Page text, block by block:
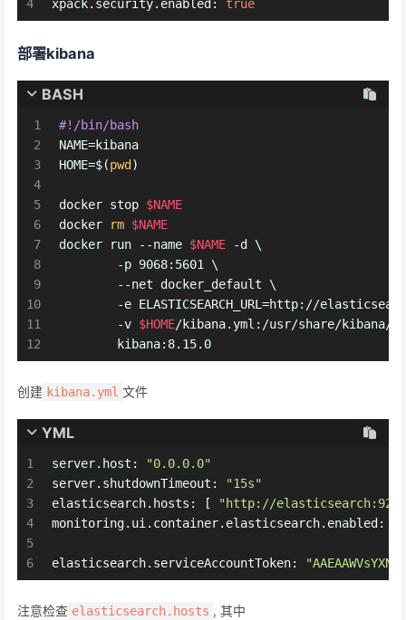
4
xpack.security.enabled:
true
部署kibana
BASH
1
2
3
4
5
6
7
8
9
10
11
12
#!/bin/bash
NAME=kibana
HOME=$(pwd )
docker stop $NAME
docker
rm $NAME
docker run --name $NAME -d \
        -p 9068:5601 \
        --net docker_default \
-e ELASTICSEARCH_URL=http://
        -v
$HOME/kibana.yml:/usr/share/kibana/
        kibana:8.15.0
创建 kibana.yml 文件
YML
1
2
3
4
5
6
server.host:
"0.0.0.0"
server.shutdownTimeout:
"15s"
elasticsearch.hosts:
[
"http://
monitoring.ui.container.elasticsearch.enabled:
elasticsearch.serviceAccountToken:
注意检查 elasticsearch.hosts , 其中